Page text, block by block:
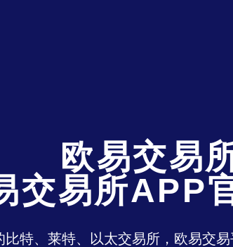
欧易交易
交易所APP
特、莱特、以太交易所，欧易交